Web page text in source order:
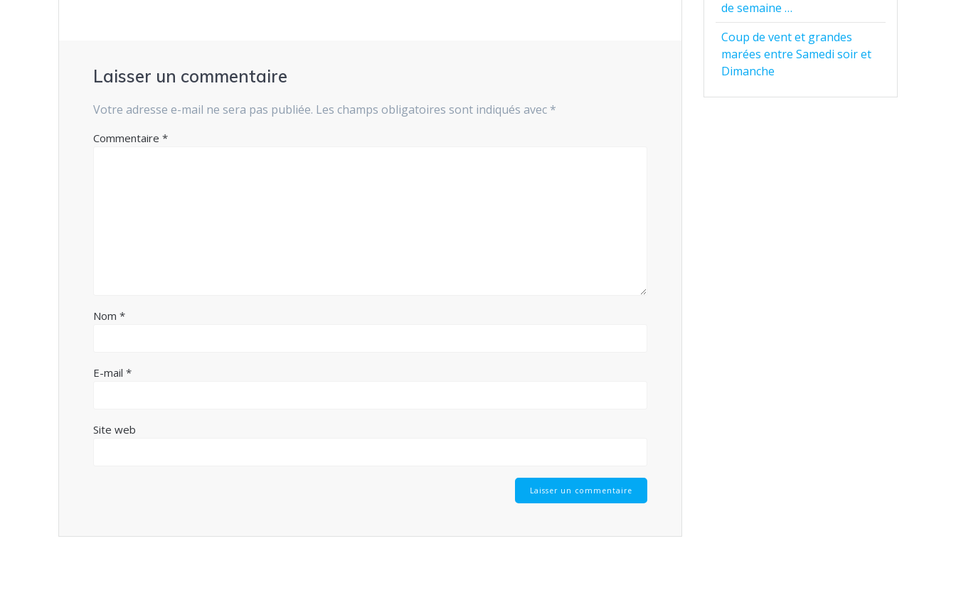
Laisser un commentaire
Votre adresse e-mail ne sera pas publiée. Les champs obligatoires sont indiqués avec *
Commentaire*
Nom*
E-mail*
Site web
de semaine …
Coup de vent et grandes
marées entre Samedi soir et
Dimanche